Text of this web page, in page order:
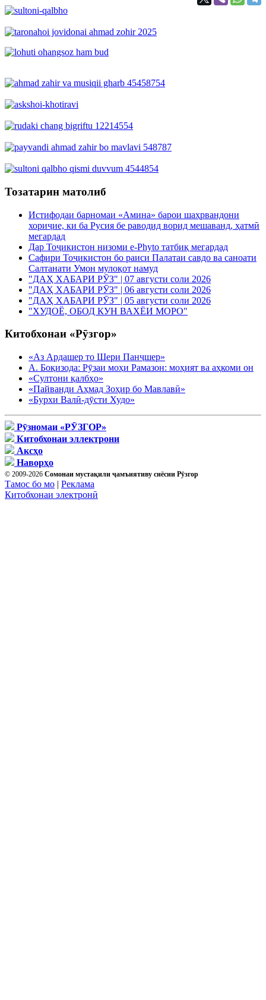
Тозатарин матолиб
Истифодаи барномаи «Амина» барои шаҳрвандони
хориҷие, ки ба Русия бе раводид ворид мешаванд, ҳатмӣ
мегардад
Дар Тоҷикистон низоми e-Phyto татбиқ мегардад
Сафири Тоҷикистон бо раиси Палатаи савдо ва саноати
Салтанати Умон мулоқот намуд
"ДАҲ ХАБАРИ РӮЗ" | 07 августи соли 2026
"ДАҲ ХАБАРИ РӮЗ" | 06 августи соли 2026
"ДАҲ ХАБАРИ РӮЗ" | 05 августи соли 2026
"ХУДОЁ, ОБОД КУН ВАХЁИ МОРО"
Китобхонаи «Рӯзгор»
«Аз Ардашер то Шери Панҷшер»
А. Боқизода: Рӯзаи моҳи Рамазон: моҳият ва аҳкоми он
«Султони қалбҳо»
«Пайванди Аҳмад Зоҳир бо Мавлавӣ»
«Бурхи Валӣ-дӯсти Худо»
Рӯзномаи «РӮЗГОР»
Китобхонаи эллектрони
Аксҳо
Наворҳо
© 2009-2026 Сомонаи мустақили ҷамъиятиву сиёсии Рӯзгор
Тамос бо мо | Реклама
Китобхонаи электронӣ